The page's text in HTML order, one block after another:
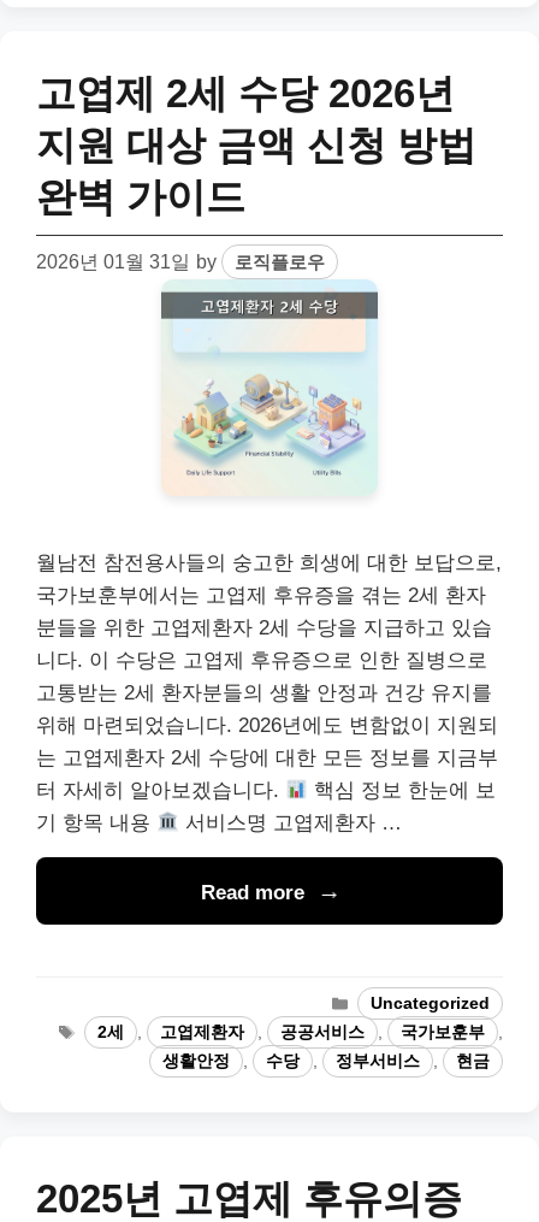
고엽제 2세 수당 2026년
지원 대상 금액 신청 방법
완벽 가이드
2026년 01월 31일 by 로직플로우
월남전 참전용사들의 숭고한 희생에 대한 보답으로,
국가보훈부에서는 고엽제 후유증을 겪는 2세 환자
분들을 위한 고엽제환자 2세 수당을 지급하고 있습
니다. 이 수당은 고엽제 후유증으로 인한 질병으로
고통받는 2세 환자분들의 생활 안정과 건강 유지를
위해 마련되었습니다. 2026년에도 변함없이 지원되
는 고엽제환자 2세 수당에 대한 모든 정보를 지금부
터 자세히 알아보겠습니다.
핵심 정보 한눈에 보
기 항목 내용
서비스명 고엽제환자 …
Read more
Categories
Uncategorized
Tags
2세 , 고엽제환자 , 공공서비스 , 국가보훈부
,
생활안정
, 수당 , 정부서비스 , 현금
2025년 고엽제 후유의증